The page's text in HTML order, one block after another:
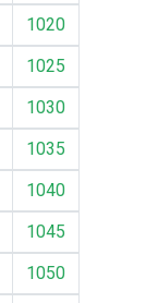
1020
1025
1030
1035
1040
1045
1050